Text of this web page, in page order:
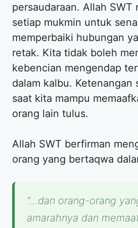
persaudaraan. Allah SWT
setiap mukmin untuk
memperbaiki hubungan
retak. Kita tidak boleh
kebencian mengendap
dalam kalbu. Ketenangan
saat kita mampu
orang lain tulus.
Allah SWT berfirman
orang yang bertaqwa
“…dan orang-orang
amarahnya dan